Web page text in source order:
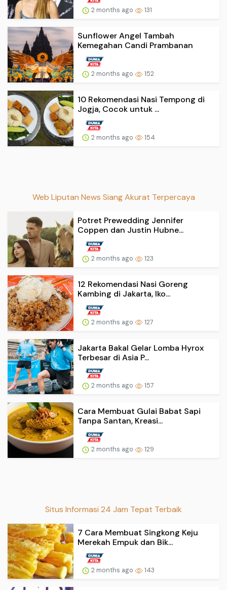
2 months ago 131
Sunflower Angel Tambah
Kemegahan Candi Prambanan
2 months ago 152
10 Rekomendasi Nasi Tempong di
Jogja, Cocok untuk ...
2 months ago 154
Web Liputan News Siang Akurat Terpercaya
Potret Prewedding Jennifer
Coppen dan Justin Hubne...
2 months ago 123
12 Rekomendasi Nasi Goreng
Kambing di Jakarta, Iko...
2 months ago 127
Jakarta Bakal Gelar Lomba Hyrox
Terbesar di Asia P...
2 months ago 157
Cara Membuat Gulai Babat Sapi
Tanpa Santan, Kreasi...
2 months ago 129
Situs Informasi 24 Jam Tepat Terbaik
7 Cara Membuat Singkong Keju
Merekah Empuk dan Bik...
2 months ago 143